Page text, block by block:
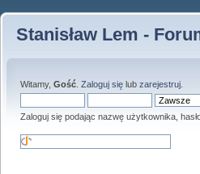
Stanisław Lem -
Witamy, Gość Zaloguj się lub zarejestruj
Zaloguj się podając nazwę użytkownika,